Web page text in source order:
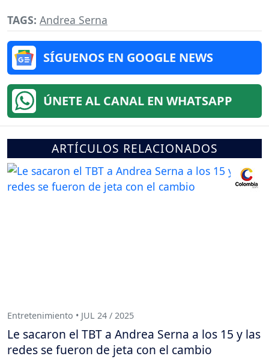
TAGS: Andrea Serna
SÍGUENOS EN GOOGLE NEWS
ÚNETE AL CANAL EN WHATSAPP
ARTÍCULOS RELACIONADOS
Entretenimiento • JUL 24 / 2025
Le sacaron el TBT a Andrea Serna a los 15 y las
redes se fueron de jeta con el cambio